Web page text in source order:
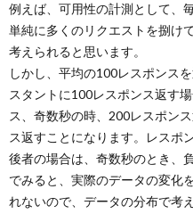
例えば、可用性の計測として、
単純に多くのリクエストを捌け
考えられると思います。
しかし、平均の100レスポンス
スタントに100レスポンス返す
ス、奇数秒の時、200レスポン
ス返すことになります。レスポ
後者の場合は、奇数秒のとき、
でみると、実際のデータの変化
れないので、データの分布で考